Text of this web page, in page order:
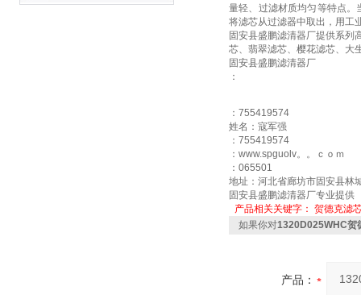
量轻、过滤材质均匀等特点
将滤芯从过滤器中取出，用工
固安县盛鹏滤清器厂提供系列
芯、翡翠滤芯、樱花滤芯、大
固安县盛鹏滤清器厂
：
：755419574
姓名：寇军强
：755419574
：www.spguolv。。ｃｏｍ
：065501
地址：河北省廊坊市固安县林
固安县盛鹏滤清器厂专业提供
产品相关关键字： 贺德克滤
如果你对1320D025WHC贺
产品：